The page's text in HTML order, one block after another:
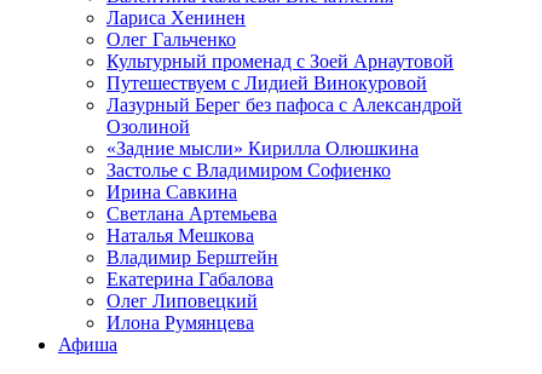
Лариса Хенинен
Олег Гальченко
Культурный променад с Зоей Арнаутовой
Путешествуем с Лидией Винокуровой
Лазурный Берег без пафоса с Александрой
Озолиной
«Задние мысли» Кирилла Олюшкина
Застолье с Владимиром Софиенко
Ирина Савкина
Светлана Артемьева
Наталья Мешкова
Владимир Берштейн
Екатерина Габалова
Олег Липовецкий
Илона Румянцева
Афиша